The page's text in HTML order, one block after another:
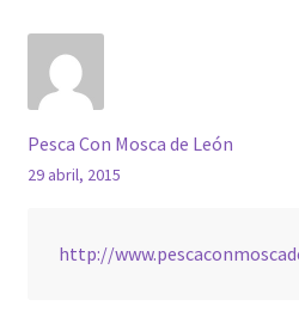
Pesca Con Mosca de León
29 abril, 2015
http://